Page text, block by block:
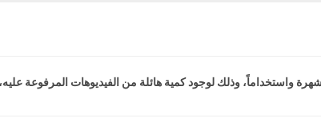
واستخداماً، وذلك لوجود كمية هائلة من الفيديوهات المرفوعة